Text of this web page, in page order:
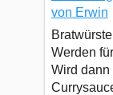
von Erwin
Werden
Wird dann